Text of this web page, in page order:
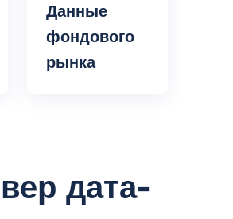
Данные
фондового
рынка
дата-